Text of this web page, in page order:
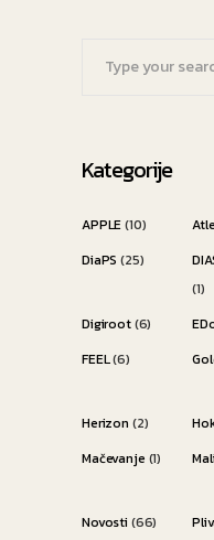
Kategorije
APPLE(10)
DiaPS (25)
(1)
Digiroot(6)
FEEL(6)
Herizon (2)
Mačevanje (1)
Novosti (66)